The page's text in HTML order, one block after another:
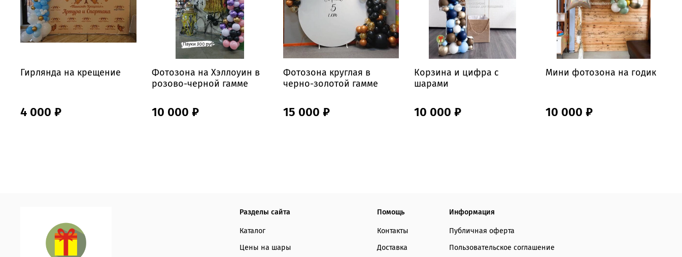
Гирлянда на крещение
4 000 ₽
Фотозона на Хэллоуин в
розово-черной гамме
10 000 ₽
Фотозона круглая в
черно-золотой гамме
15 000 ₽
Корзина и цифра с
шарами
10 000 ₽
Мини фотозона на годик
10 000 ₽
Разделы сайта
Каталог
Цены на шары
Помощь
Контакты
Доставка
Информация
Публичная оферта
Пользовательское соглашение